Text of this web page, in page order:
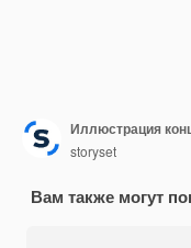
Иллюстрация
storyset
Вам также могут